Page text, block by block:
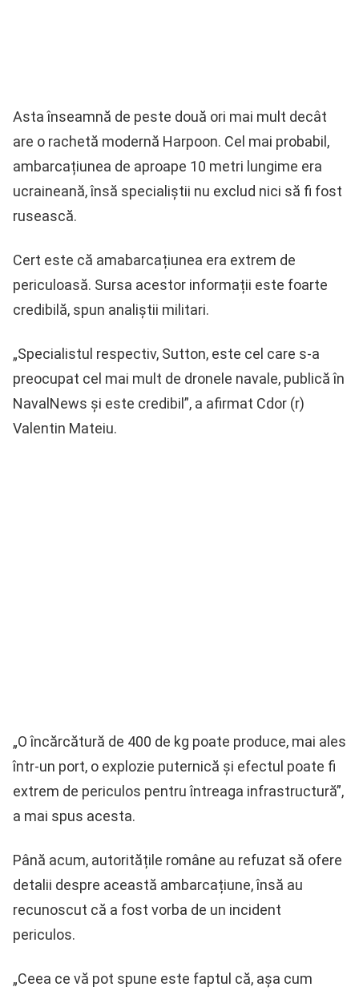
Asta înseamnă de peste două ori mai mult decât
are o rachetă modernă Harpoon. Cel mai probabil,
ambarcațiunea de aproape 10 metri lungime era
ucraineană, însă specialiștii nu exclud nici să fi fost
rusească.
Cert este că amabarcațiunea era extrem de
periculoasă. Sursa acestor informații este foarte
credibilă, spun analiștii militari.
„Specialistul respectiv, Sutton, este cel care s-a
preocupat cel mai mult de dronele navale, publică în
NavalNews și este credibil”, a afirmat Cdor (r)
Valentin Mateiu.
„O încărcătură de 400 de kg poate produce, mai ales
într-un port, o explozie puternică și efectul poate fi
extrem de periculos pentru întreaga infrastructură”,
a mai spus acesta.
Până acum, autoritățile române au refuzat să ofere
detalii despre această ambarcațiune, însă au
recunoscut că a fost vorba de un incident
periculos.
„Ceea ce vă pot spune este faptul că, așa cum